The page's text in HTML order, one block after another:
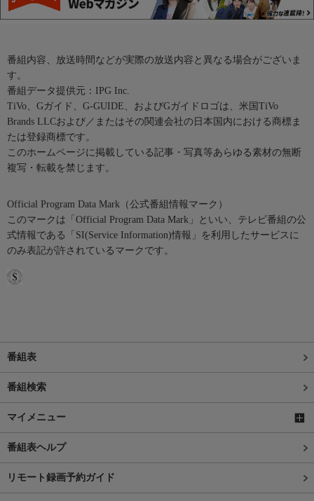
番組内容、放送時間などが実際の放送内容と異なる場合がございま
す。
番組データ提供元：IPG Inc.
TiVo、Gガイド、G-GUIDE、およびGガイドロゴは、米国TiVo
Brands LLCおよび／またはその関連会社の日本国内における商標ま
たは登録商標です。
このホームページに掲載している記事・写真等あらゆる素材の無断
複写・転載を禁じます。
Official Program Data Mark（公式番組情報マーク）
このマークは「Official Program Data Mark」といい、テレビ番組の公
式情報である「SI(Service Information)情報」を利用したサービスに
のみ表記が許されているマークです。
番組表
番組検索
マイメニュー
番組表ヘルプ
リモート録画予約ガイド